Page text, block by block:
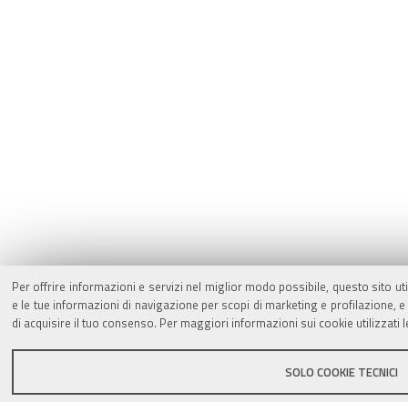
Per offrire informazioni e servizi nel miglior modo possibile, questo sito
e le tue informazioni di navigazione per scopi di marketing e
di acquisire il tuo consenso. Per maggiori informazioni sui cookie utilizzati
SOLO COOKIE TECNICI